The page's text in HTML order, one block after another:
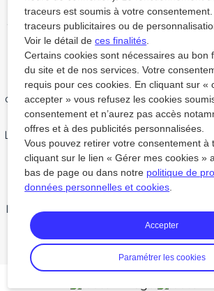
(2) Nous acceptons les chèques vacances
séjours et de location en dehors des "Ventes
Un séjour identifié par notre label
est un séjour qui sera effectué en
donc moins émissif que d’autres
autre moyen de transport (avion,
choisissant, vous contribuez à
gaz à effet de serre de votre
Les rubriques « Séjour », « Location »,
Disneyland Paris » sont gérées par
capital de 6 642 912,78 Euros, 120-
33000 Bordeaux
TVA intracommunautaire FR 34 424
Bordeaux 424 059 822 –
n° IM033190006 – Assurance RCP :
rue Pillet-Will 75009 Paris / Garant :
Carnot 75017 Paris
traceurs est soumis à votre
traceurs publicitaires ou de
Voir le détail deces finalités
Certains cookies sont nécessaires au bon
du site et de nos services. Votre
requis pour ces cookies. En cliquant sur «
accepter » vous refusez les cookies
consentement et n’aurez pas accès
offres et à des publicités personnalisées.
Vous pouvez retirer votre consentement à
cliquant sur le lien « Gérer mes cookies »
bas de page ou dans notre politique de
données personnelles et cookies
Accepter
Paramétrer les cookies